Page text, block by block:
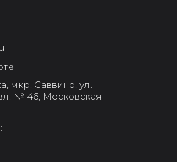
мкр. Саввино, ул.
№ 46, Московская